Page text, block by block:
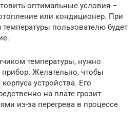
оптимальные условия –
или кондиционер. При
пользователю будет
температуры, нужно
Желательно, чтобы
устройства. Его
на плате грозит
из-за перегрева в процессе